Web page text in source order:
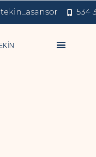
tekin_asansor 534